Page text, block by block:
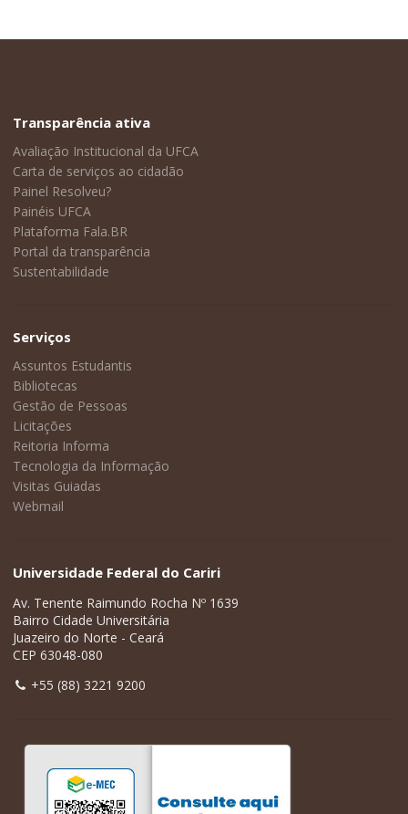
Transparência ativa
Avaliação Institucional da UFCA
Carta de serviços ao cidadão
Painel Resolveu?
Painéis UFCA
Plataforma Fala.BR
Portal da transparência
Sustentabilidade
Serviços
Assuntos Estudantis
Bibliotecas
Gestão de Pessoas
Licitações
Reitoria Informa
Tecnologia da Informação
Visitas Guiadas
Webmail
Universidade Federal do Cariri
Av. Tenente Raimundo Rocha Nº 1639
Bairro Cidade Universitária
Juazeiro do Norte - Ceará
CEP 63048-080
+55 (88) 3221 9200